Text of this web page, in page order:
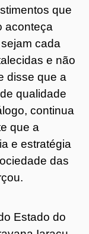
que
aconteça
cada
e não
disse que a
qualidade
continua
que a
e estratégia
das
Estado do